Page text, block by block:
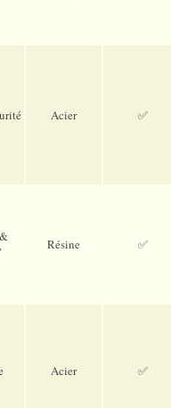
Acier ✅
Résine ✅
Acier ✅